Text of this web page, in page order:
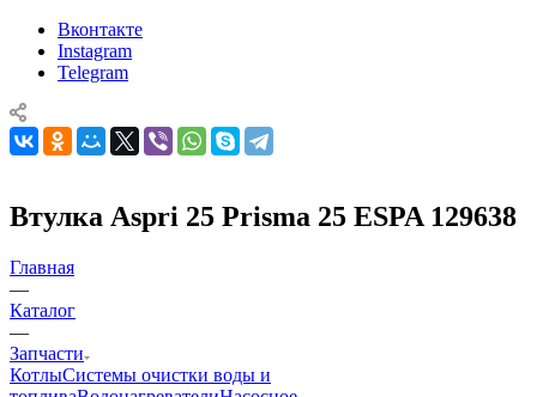
Вконтакте
Instagram
Telegram
Втулка Aspri 25 Prisma 25 ESPA 129638
Главная
—
Каталог
—
Запчасти
КотлыСистемы очистки воды и